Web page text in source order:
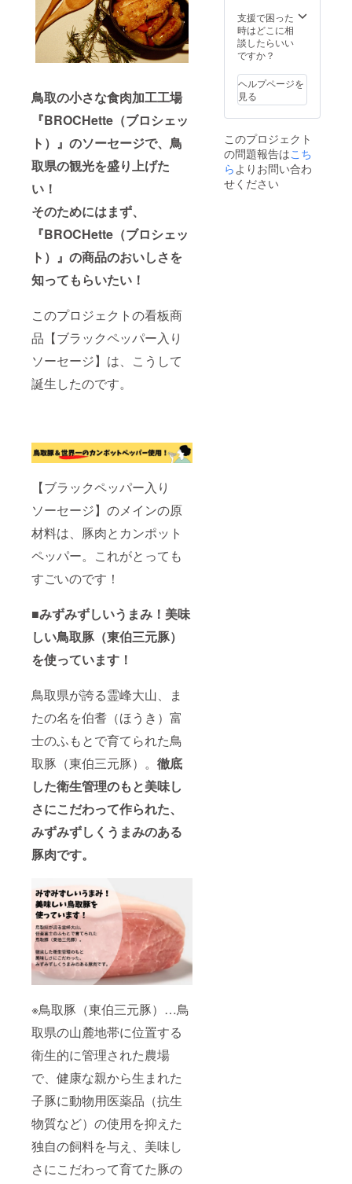
鳥取の小さな食肉加工工場
『BROCHette（ブロシェッ
ト）』のソーセージで、鳥
取県の観光を盛り上げた
い！
そのためにはまず、
『BROCHette（ブロシェッ
ト）』の商品のおいしさを
知ってもらいたい！
このプロジェクトの看板商
品【ブラックペッパー入り
ソーセージ】は、こうして
誕生したのです。
【ブラックペッパー入り
ソーセージ】のメインの原
材料は、豚肉とカンポット
ペッパー。これがとっても
すごいのです！
■みずみずしいうまみ！美味
しい鳥取豚（東伯三元豚）
を使っています！
鳥取県が誇る霊峰大山、ま
たの名を伯耆（ほうき）富
士のふもとで育てられた鳥
取豚（東伯三元豚）。 徹底
した衛生管理のもと美味し
さにこだわって作られた、
みずみずしくうまみのある
豚肉です。
※鳥取豚（東伯三元豚）…鳥
取県の山麓地帯に位置する
衛生的に管理された農場
で、健康な親から生まれた
子豚に動物用医薬品（抗生
物質など）の使用を抑えた
独自の飼料を与え、美味し
さにこだわって育てた豚の
内容
量：2本
（1本あ
たり約
×3パッ
ク 栄養
成分表
示
あた
り）エ
ネル
ギー
259kcal
います♪
■食品表
示■ 名
称：加
製品 原
材料：
豚肉、
食塩、
(カンボ
ジア産
ブラッ
クペッ
パー
支援で困った
時はどこに相
談したらいい
ですか？
ヘルプページを
見る
このプロジェクト
の問題報告はこち
らよりお問い合わ
せください